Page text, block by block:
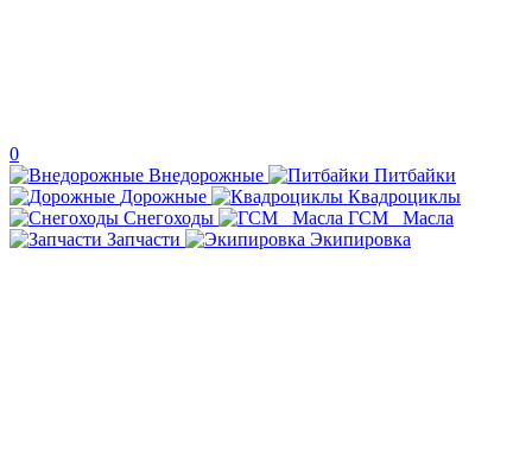
0
Внедорожные
Питбайки
Дорожные
Квадроциклы
Снегоходы
ГСМ _Масла
Запчасти
Экипировка